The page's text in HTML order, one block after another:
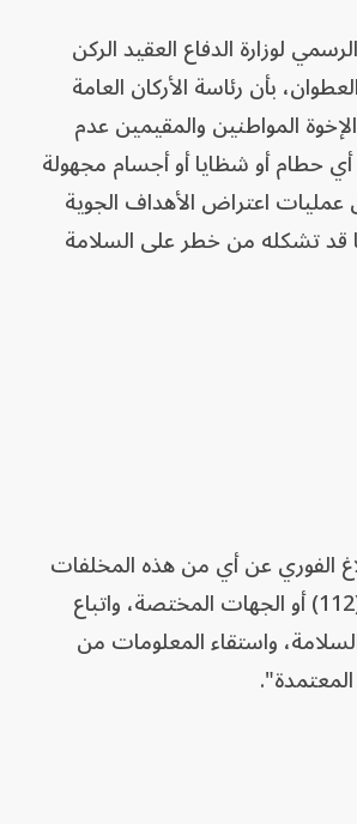
لوزارة الدفاع العقيد الركن
بأن رئاسة الأركان العامة
المواطنين والمقيمين عدم
حطام أو شظايا أو أجسام مجهولة
اعتراض الأهداف الجوية
قد تشكله من خطر على السلامة
الفوري عن أي من هذه المخلفات
عبر رقم الطوارئ (112) أو الجهات المختصة، واتباع
واستقاء المعلومات من